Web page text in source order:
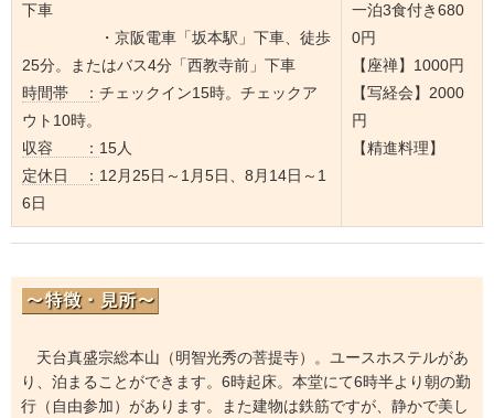
下車
・京阪電車「坂本駅」下車、徒歩
25分。またはバス4分「西教寺前」下車
時間帯 ： チェックイン15時。チェックア
ウト10時。
収容 ： 15人
定休日 ： 12月25日～1月5日、8月14日～1
6日
一泊3食付き680
0円
【座禅】1000円
【写経会】2000
円
【精進料理】
天台真盛宗総本山（明智光秀の菩提寺）。ユースホステルがあ
り、泊まることができます。6時起床。本堂にて6時半より朝の勤
行（自由参加）があります。また建物は鉄筋ですが、静かで美し